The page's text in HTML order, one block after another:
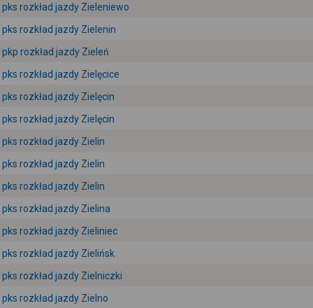
pks rozkład jazdy Zieleniewo
pks rozkład jazdy Zielenin
pkp rozkład jazdy Zieleń
pks rozkład jazdy Zielęcice
pks rozkład jazdy Zielęcin
pks rozkład jazdy Zielęcin
pks rozkład jazdy Zielin
pks rozkład jazdy Zielin
pks rozkład jazdy Zielin
pks rozkład jazdy Zielina
pks rozkład jazdy Zieliniec
pks rozkład jazdy Zielińsk
pks rozkład jazdy Zielniczki
pks rozkład jazdy Zielno